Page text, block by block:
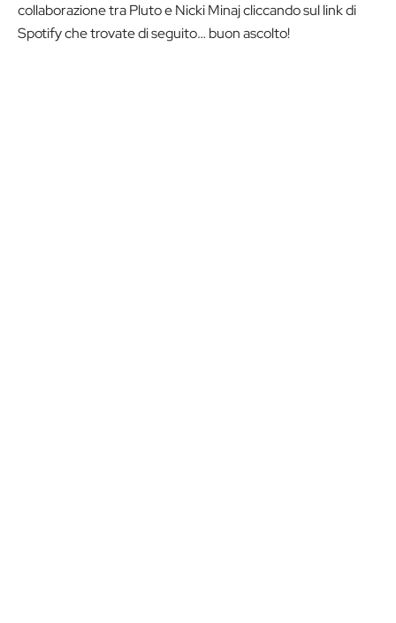
collaborazione tra Pluto e Nicki Minaj cliccando sul link di
Spotify che trovate di seguito… buon ascolto!